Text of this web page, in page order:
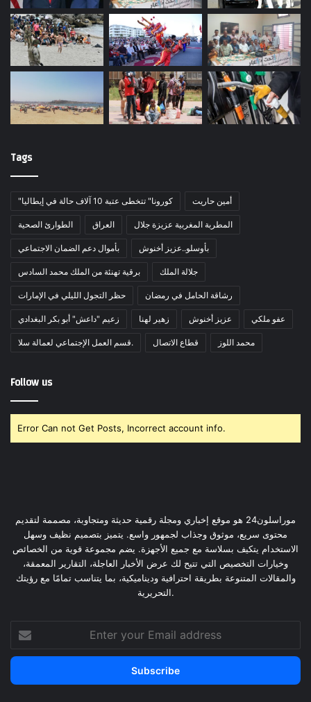
Tags
"كورونا" تتخطى عتبة 10 آلاف حالة في إيطاليا أمين حاريت
الطوارئ الصحية العراق المطربة المغربية عزيزة جلال
بأموال دعم الضمان الاجتماعي بأوسلو..عزيز أخنوش
برقية تهنئة من الملك محمد السادس جلالة الملك
حظر التجول الليلي في الإمارات رشاقة الحامل في رمضان
زعيم "داعش" أبو بكر البغدادي زهير لهنا عزيز أخنوش عفو ملكي
قسم العمل الإجتماعي لعمالة سلا. قطاع الاتصال محمد اللوز
Follow us
Error Can not Get Posts, Incorrect account info.
موراسلون24 هو موقع إخباري ومجلة رقمية حديثة ومتجاوبة، مصممة لتقديم
محتوى سريع، موثوق وجذاب لجمهور واسع. يتميز بتصميم نظيف وسهل
الاستخدام يتكيف بسلاسة مع جميع الأجهزة. يضم مجموعة قوية من الخصائص
وخيارات التخصيص التي تتيح لك عرض الأخبار العاجلة، التقارير المعمقة،
والمقالات المتنوعة بطريقة احترافية وديناميكية، بما يتناسب تمامًا مع رؤيتك
التحريرية.
your
Email